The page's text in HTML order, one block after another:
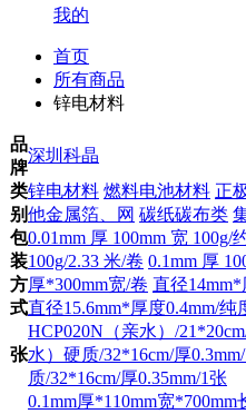
我的
首页
所有商品
锌电材料
品
牌
深圳科晶
类
别
锌电材料 燃料电池材料 正
他金属箔、网 碳纸碳布类
包
装
方
式
0.01mm 厚 100mm 宽 100g/
100g/2.33 米/卷 0.1mm 厚
厚*300mm宽/卷 直径14mm*
直径15.6mm*厚度0.4mm/纯
张
HCP020N（亲水）/
水）硬质/32*16cm/厚
质/32*16cm/厚0.35mm/1张
0.1mm厚*110mm宽*700mm